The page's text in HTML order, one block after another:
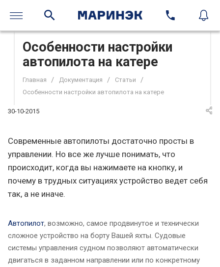
Особенности настройки
автопилота на катере
Главная / Документация / Статьи /
Особенности настройки автопилота на катере
30-10-2015
Современные автопилоты достаточно просты в
управлении. Но все же лучше понимать, что
происходит, когда вы нажимаете на кнопку, и
почему в трудных ситуациях устройство ведет себя
так, а не иначе.
Автопилот, возможно, самое продвинутое и технически
сложное устройство на борту Вашей яхты. Судовые
системы управления судном позволяют автоматически
двигаться в заданном направлении или по конкретному